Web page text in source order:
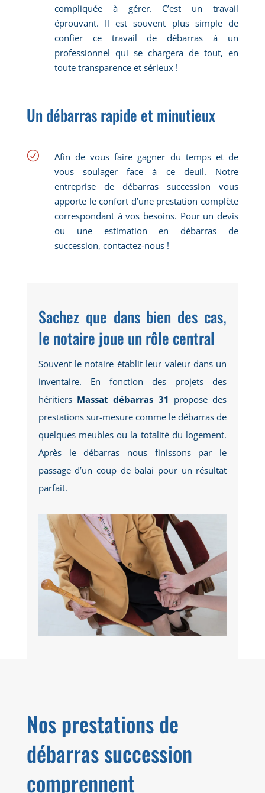
compliquée à gérer. C’est un travail
éprouvant. Il est souvent plus simple de
confier ce travail de débarras à un
professionnel qui se chargera de tout, en
toute transparence et sérieux !
Un débarras rapide et minutieux
R
Afin de vous faire gagner du temps et de
vous soulager face à ce deuil. Notre
entreprise de débarras succession vous
apporte le confort d’une prestation complète
correspondant à vos besoins. Pour un devis
ou une estimation en débarras de
succession, contactez-nous !
Sachez que dans bien des cas,
le notaire joue un rôle central
Souvent le notaire établit leur valeur dans un
inventaire. En fonction des projets des
héritiers Massat débarras 31 propose des
prestations sur-mesure comme le débarras de
quelques meubles ou la totalité du logement.
Après le débarras nous finissons par le
passage d’un coup de balai pour un résultat
parfait.
Nos prestations de
débarras succession
comprennent